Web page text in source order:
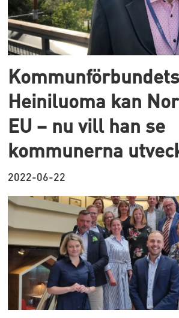
Kommunförbundets
Heiniluoma kan
EU – nu vill han se
kommunerna
2022-06-22